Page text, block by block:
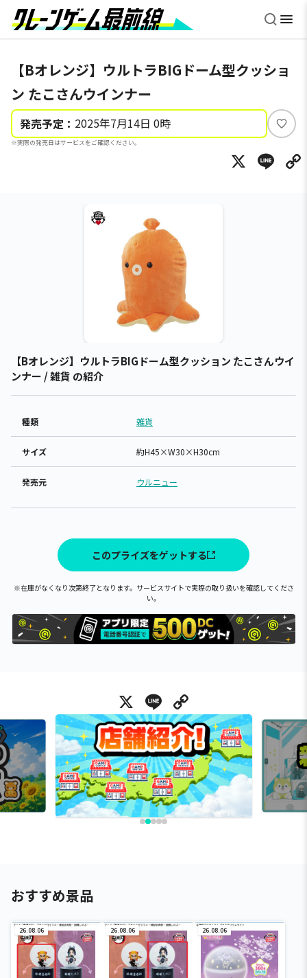
【Bオレンジ】ウルトラBIGドーム型クッショ
ン たこさんウインナー
発売予定： 2025年7月14日 0時
※実際の発売日はサービスをご確認ください。
い
ね
X
【Bオレンジ】ウルトラBIGドーム型クッション たこさんウイ
ンナー / 雑貨 の紹介
種類 雑貨
サイズ 約H45×W30×H30cm
発売元 ウルニュー
このプライズをゲットする
※在庫がなくなり次第終了となります。サービスサイトで実際の取り扱いを確認してくださ
い。
X Line
おすすめ景品
26.08.06 26.08.06 26.08.06